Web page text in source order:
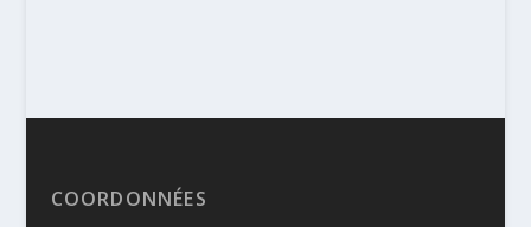
COORDONNÉES